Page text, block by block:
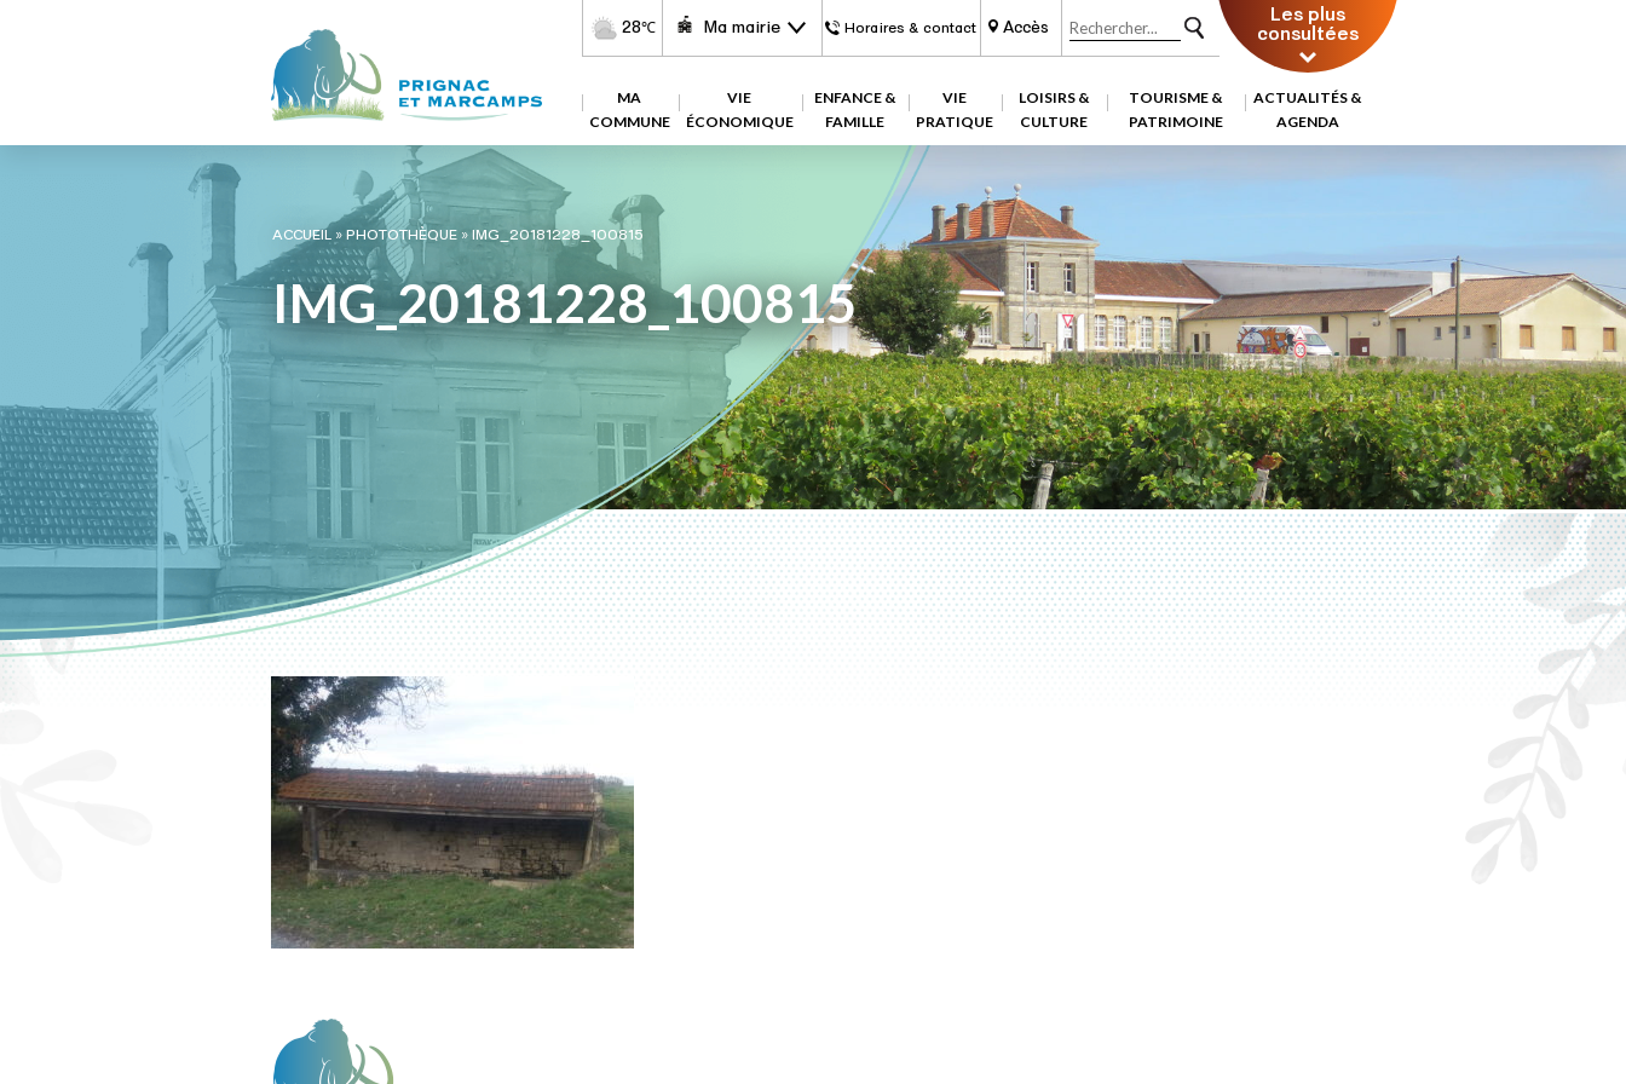
28℃ Ma mairie Horaires & contact Accès Les plus
consultées
MA
COMMUNE
VIE
ÉCONOMIQUE
ENFANCE &
FAMILLE
VIE
PRATIQUE
LOISIRS &
CULTURE
TOURISME &
PATRIMOINE
ACTUALITÉS &
AGENDA
ACCUEIL»PHOTOTHÈQUE»IMG_20181228_100815
IMG_20181228_100815